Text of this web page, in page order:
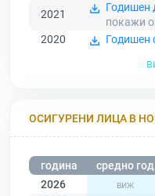
2021
Годишен
покажи
2020
Годишен
ОСИГУРЕНИ ЛИЦА В
година средно
2026